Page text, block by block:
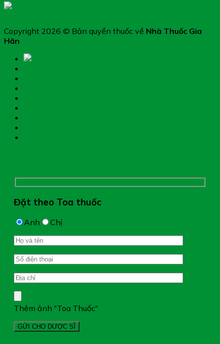
Copyright 2026 © Bản quyền thuốc về Nhà Thuốc Gia
Hân
Đặt theo Toa thuốc
Anh Chị
Thêm ảnh "Toa Thuốc"